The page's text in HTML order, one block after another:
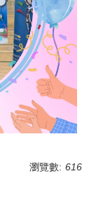
瀏覽數: 616